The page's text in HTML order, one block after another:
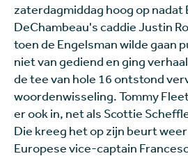
zaterdagmiddag hoog op nadat
DeChambeau's caddie Justin
toen de Engelsman wilde gaan
niet van gediend en ging
de tee van hole 16 ontstond
woordenwisseling. Tommy
er ook in, net als Scottie
Die kreeg het op zijn beurt
Europese vice-captain